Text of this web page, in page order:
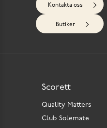
Kontakta oss
Butiker
Scorett
Quality Matters
Club Solemate